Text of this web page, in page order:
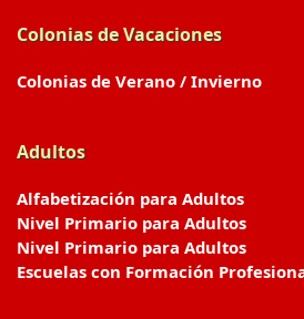
Colonias de Vacaciones
Colonias de Verano / Invierno
Adultos
Alfabetización para Adultos
Nivel Primario para Adultos
Nivel Primario para Adultos
Escuelas con Formación